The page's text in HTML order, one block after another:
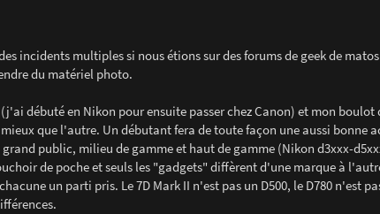
incidents multiples si nous étions sur des forums de geek de
du matériel photo.
débuté en Nikon pour ensuite passer chez Canon) et mon boulot
que l'autre. Un débutant fera de toute façon une aussi bonne
public, milieu de gamme et haut de gamme (Nikon d3xxx-
de poche et seuls les "gadgets" diffèrent d'une marque à
un parti pris. Le 7D Mark II n'est pas un D500, le D780 n'est